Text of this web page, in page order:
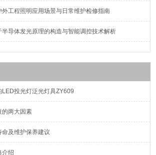
工程照明应用场景与日常维护检修指南
导体发光原理的构造与智能调控技术解析
投光灯泛光灯具ZY609
的两大因素
及维护保养建议
介绍